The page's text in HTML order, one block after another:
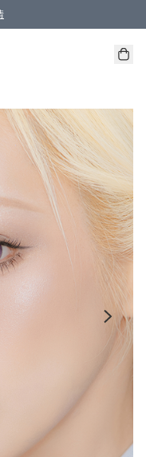
止即止♫
折；買6件或以上8 折
折；買6件或以上85 折；買8件
件或以上減HKD 32.00；買6
折；買8件或以上85 折；買12
定的送貨方式 )